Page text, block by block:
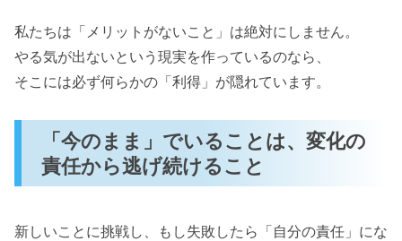
私たちは「メリットがないこと」は絶対にしません。
やる気が出ないという現実を作っているのなら、
そこには必ず何らかの「利得」が隠れています。
「今のまま」でいることは、変化の
責任から逃げ続けること
新しいことに挑戦し、もし失敗したら「自分の責任」にな